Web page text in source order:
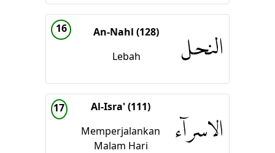
16
An-Nahl (128)
Lebah
النحل
17
Al-Isra' (111)
Memperjalankan
Malam Hari
الاسراۤء